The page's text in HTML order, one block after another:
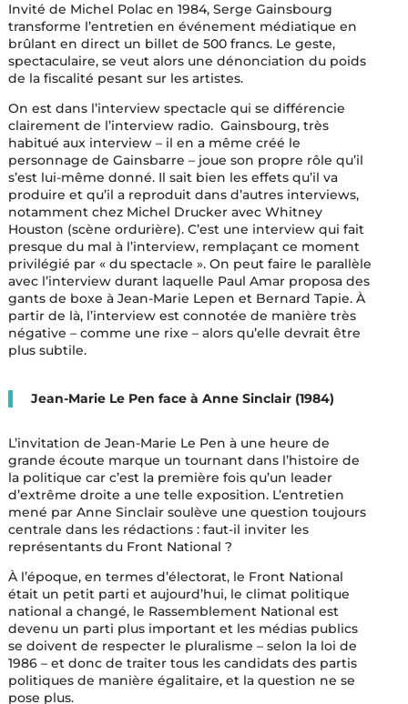
Invité de Michel Polac en 1984, Serge Gainsbourg
transforme l’entretien en événement médiatique en
brûlant en direct un billet de 500 francs. Le geste,
spectaculaire, se veut alors une dénonciation du poids
de la fiscalité pesant sur les artistes.
On est dans l’interview spectacle qui se différencie
clairement de l’interview radio. Gainsbourg, très
habitué aux interview – il en a même créé le
personnage de Gainsbarre – joue son propre rôle qu’il
s’est lui-même donné. Il sait bien les effets qu’il va
produire et qu’il a reproduit dans d’autres interviews,
notamment chez Michel Drucker avec Whitney
Houston (scène ordurière). C’est une interview qui fait
presque du mal à l’interview, remplaçant ce moment
privilégié par « du spectacle ». On peut faire le parallèle
avec l’interview durant laquelle Paul Amar proposa des
gants de boxe à Jean-Marie Lepen et Bernard Tapie. À
partir de là, l’interview est connotée de manière très
négative – comme une rixe – alors qu’elle devrait être
plus subtile.
Jean-Marie Le Pen face à Anne Sinclair (1984)
L’invitation de Jean-Marie Le Pen à une heure de
grande écoute marque un tournant dans l’histoire de
la politique car c’est la première fois qu’un leader
d’extrême droite a une telle exposition. L’entretien
mené par Anne Sinclair soulève une question toujours
centrale dans les rédactions : faut-il inviter les
représentants du Front National ?
À l’époque, en termes d’électorat, le Front National
était un petit parti et aujourd’hui, le climat politique
national a changé, le Rassemblement National est
devenu un parti plus important et les médias publics
se doivent de respecter le pluralisme – selon la loi de
1986 – et donc de traiter tous les candidats des partis
politiques de manière égalitaire, et la question ne se
pose plus.